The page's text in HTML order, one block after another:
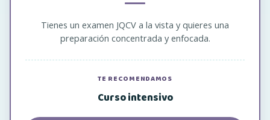
Tienes un examen JQCV a la vista y quieres una
preparación concentrada y enfocada.
TE RECOMENDAMOS
Curso intensivo